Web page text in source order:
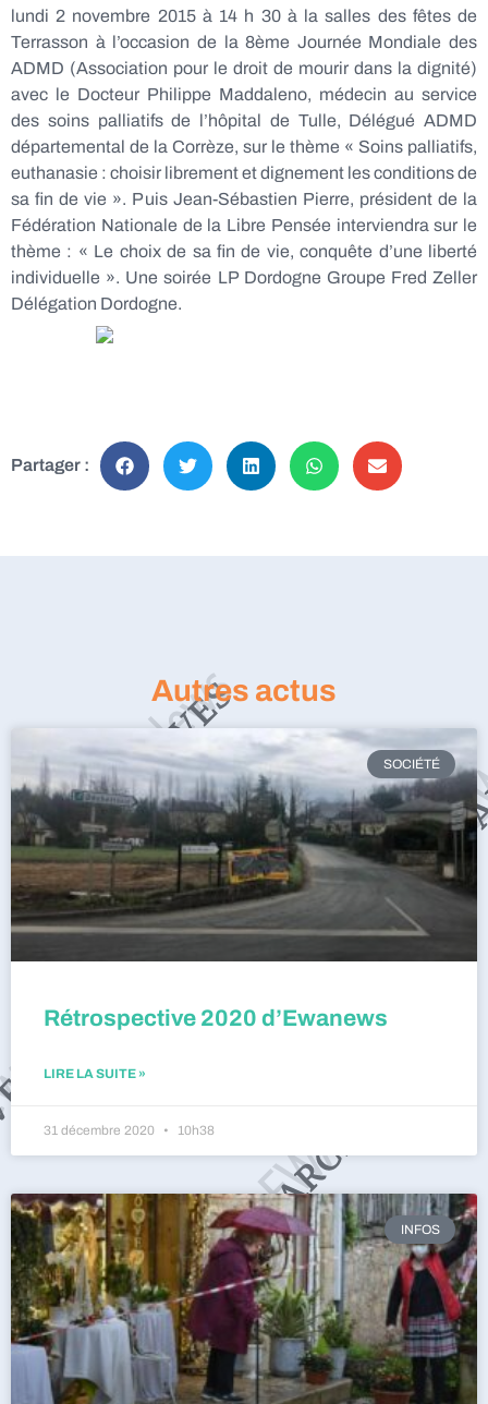
lundi 2 novembre 2015 à 14 h 30 à la salles des fêtes de
Terrasson à l’occasion de la 8ème Journée Mondiale des
ADMD (Association pour le droit de mourir dans la dignité)
avec le Docteur Philippe Maddaleno, médecin au service
des soins palliatifs de l’hôpital de Tulle, Délégué ADMD
départemental de la Corrèze, sur le thème « Soins palliatifs,
euthanasie : choisir librement et dignement les conditions de
sa fin de vie ». Puis Jean-Sébastien Pierre, président de la
Fédération Nationale de la Libre Pensée interviendra sur le
thème : « Le choix de sa fin de vie, conquête d’une liberté
individuelle ». Une soirée LP Dordogne Groupe Fred Zeller
Délégation Dordogne.
Partager :
Autres actus
SOCIÉTÉ
Rétrospective 2020 d’Ewanews
LIRE LA SUITE »
31 décembre 2020 10h38
INFOS